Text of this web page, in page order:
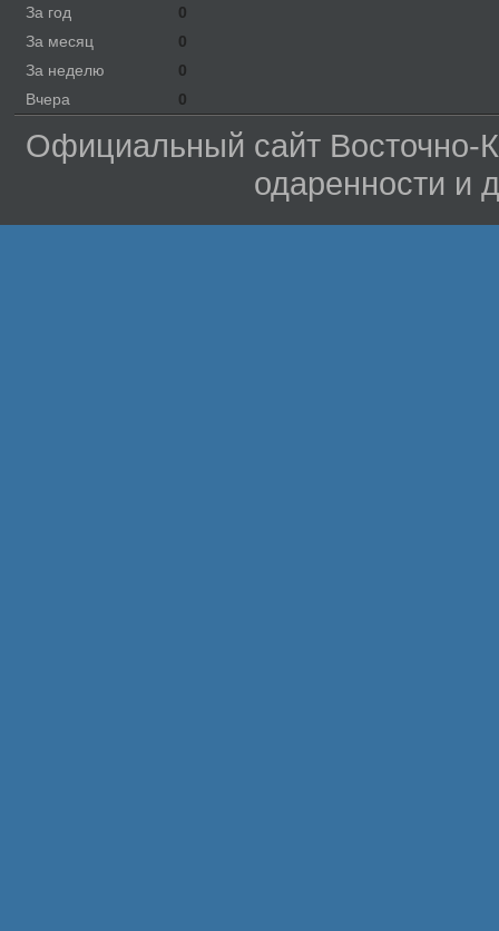
За год
0
За месяц
0
За неделю
0
Вчера
0
Официальный сайт Восточно-
одаренности и